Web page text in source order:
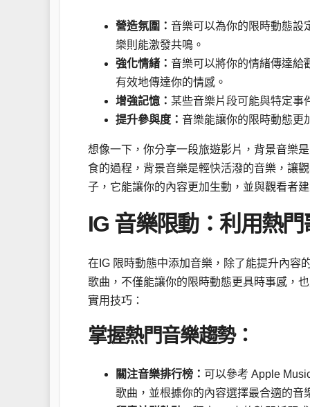
營造氛圍： 音樂可以為你的限時動態設
樂則能激發共鳴。
強化情緒： 音樂可以將你的情緒傳達給
有效地傳達你的情感。
增強記憶： 某些音樂片段可能與特定事
提升參與度： 音樂能讓你的限時動態更
想像一下，你分享一段旅遊影片，背景音樂
食的過程，背景音樂是輕快活潑的音樂，讓
子，它能讓你的內容更加生動，並與觀看者
IG 音樂限動：利用熱
在IG 限時動態中添加音樂，除了能提升內容
歌曲，不僅能讓你的限時動態更具時事感，
實用技巧：
掌握熱門音樂趨勢：
關注音樂排行榜： 可以參考 Apple
歌曲，並根據你的內容選擇最合適的音